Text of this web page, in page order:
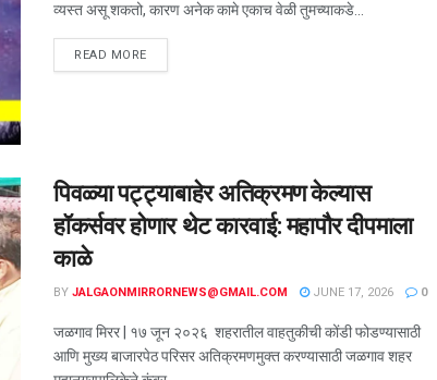
व्यस्त असू शकतो, कारण अनेक कामे एकाच वेळी तुमच्याकडे...
READ MORE
पिवळ्या पट्ट्याबाहेर अतिक्रमण केल्यास
हॉकर्सवर होणार थेट कारवाई: महापौर दीपमाला
काळे
BY JALGAONMIRRORNEWS@GMAIL.COM JUNE 17, 2026 0
जळगाव मिरर | १७ जून २०२६ शहरातील वाहतुकीची कोंडी फोडण्यासाठी
आणि मुख्य बाजारपेठ परिसर अतिक्रमणमुक्त करण्यासाठी जळगाव शहर